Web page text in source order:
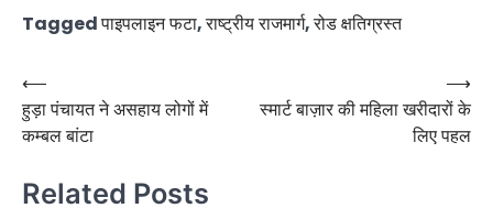
Taggedपाइपलाइन फटा,राष्ट्रीय राजमार्ग,रोड क्षतिग्रस्त
Post
navigation
⟵
हुड़ा पंचायत ने असहाय लोगों में
कम्बल बांटा
स्मार्ट बाज़ार की महिला खरीदारों के
लिए पहल
⟶
Related Posts